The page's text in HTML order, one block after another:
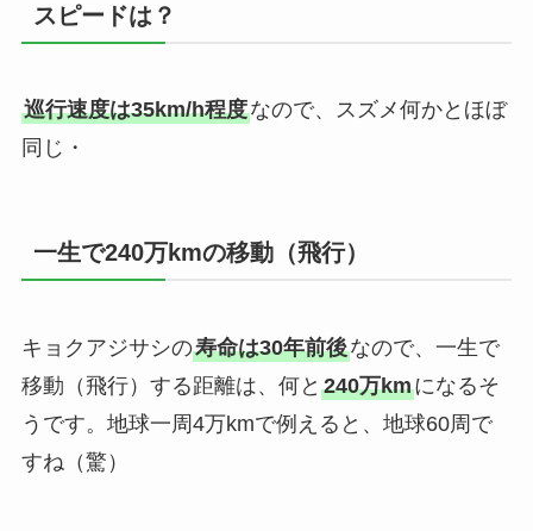
スピードは？
巡行速度は35km/h程度なので、スズメ何かとほぼ
同じ・
一生で240万kmの移動（飛行）
キョクアジサシの寿命は30年前後なので、一生で
移動（飛行）する距離は、何と 240万kmになるそ
うです。地球一周4万kmで例えると、地球60周で
すね（驚）